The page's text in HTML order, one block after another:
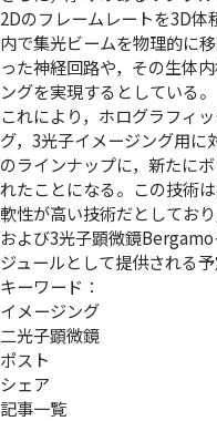
2Dのフレームレートを3D
内で集光ビームを物理的に
った神経回路や，その生体
ングを実現するとしている。
これにより，ホログラフィ
グ，3光子イメージング用に
のラインナップに，新たに
れたことになる。この技術
軟性が高い技術だとしてお
および3光子顕微鏡
ジュールとして提供される予
キーワード：
イメージング
二光子顕微鏡
ポスト
シェア
記事一覧